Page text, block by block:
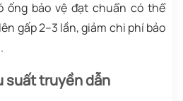
ống bảo vệ đạt chuẩn có thể
gấp 2–3 lần, giảm chi phí bảo
suất truyền dẫn